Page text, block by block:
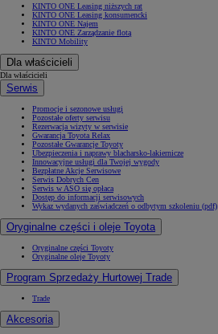
KINTO ONE Leasing niższych rat
KINTO ONE Leasing konsumencki
KINTO ONE Najem
KINTO ONE Zarządzanie flotą
KINTO Mobility
Dla właścicieli
Dla właścicieli
Serwis
Promocje i sezonowe usługi
Pozostałe oferty serwisu
Rezerwacja wizyty w serwisie
Gwarancja Toyota Relax
Pozostałe Gwarancje Toyoty
Ubezpieczenia i naprawy blacharsko-lakiernicze
Innowacyjne usługi dla Twojej wygody
Bezpłatne Akcje Serwisowe
Serwis Dobrych Cen
Serwis w ASO się opłaca
Dostęp do informacji serwisowych
Wykaz wydanych zaświadczeń o odbytym szkoleniu (pdf)
Oryginalne części i oleje Toyota
Oryginalne części Toyoty
Oryginalne oleje Toyoty
Program Sprzedaży Hurtowej Trade
Trade
Akcesoria